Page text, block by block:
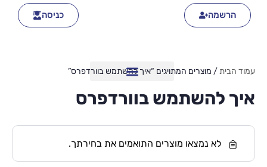
הרשמה כניסה
עמוד הבית/ מוצרים המתויגים “איך להשתמש בוורדפרס”
איך להשתמש בוורדפרס
לא נמצאו מוצרים התואמים את בחירתך.